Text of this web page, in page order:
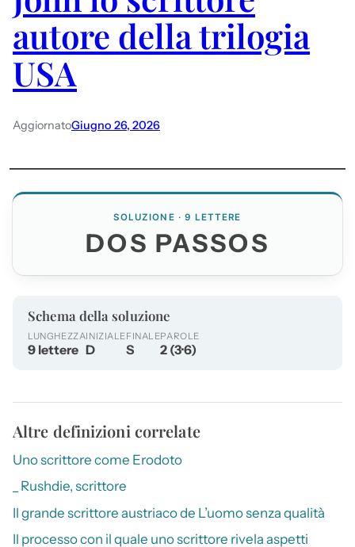
autore della trilogia
USA
AggiornatoGiugno 26, 2026
SOLUZIONE · 9 LETTERE
DOS PASSOS
Schema della soluzione
LUNGHEZZA
9 lettere
INIZIALE
D
FINALE
S
PAROLE
2 (3·6)
Altre definizioni correlate
Uno scrittore come Erodoto
_ Rushdie, scrittore
Il grande scrittore austriaco de L’uomo senza qualità
Il processo con il quale uno scrittore rivela aspetti